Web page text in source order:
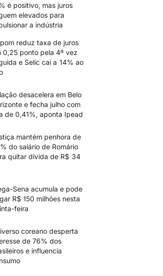
é positivo, mas juros
elevados para
a indústria
reduz taxa de juros
0,25 ponto pela 4ª vez
e Selic cai a 14% ao
desacelera em Belo
e fecha julho com
de 0,41%, aponta Ipead
mantém penhora de
do salário de Romário
quitar dívida de R$ 34
Sena acumula e pode
R$ 150 milhões nesta
feira
coreano desperta
de 76% dos
e influencia